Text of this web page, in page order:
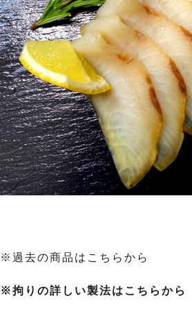
※過去の商品はこちらから
※拘りの詳しい製法はこちらから